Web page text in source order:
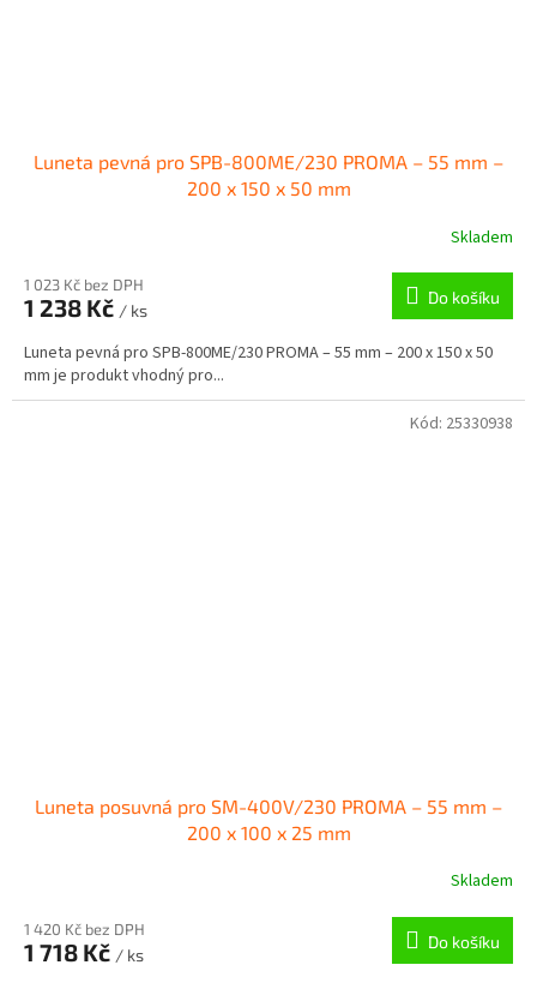
Luneta pevná pro SPB-800ME/230 PROMA – 55 mm –
200 x 150 x 50 mm
Skladem
1 023 Kč bez DPH
1 238 Kč / ks
Do košíku
Luneta pevná pro SPB-800ME/230 PROMA – 55 mm – 200 x 150 x 50
mm je produkt vhodný pro...
Luneta posuvná pro SM-400V/230 PROMA – 55 mm –
200 x 100 x 25 mm
Skladem
1 420 Kč bez DPH
1 718 Kč / ks
Do košíku
Kód: 25330938